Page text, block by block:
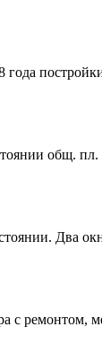
года
общ. пл.
Два
с ремонтом,